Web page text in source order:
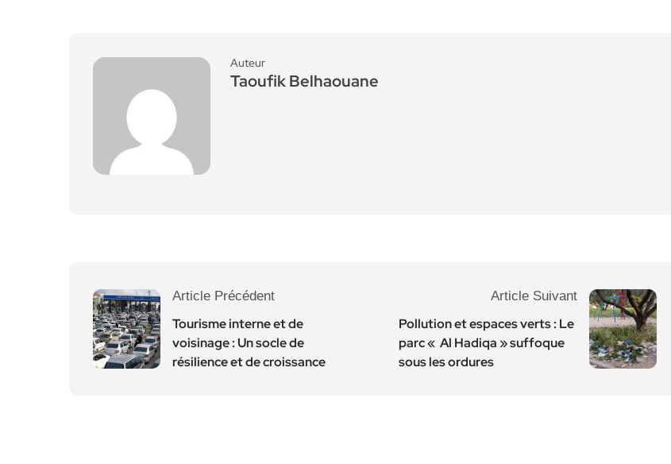
Auteur
Taoufik Belhaouane
Article Précédent
Tourisme interne et de
voisinage : Un socle de
résilience et de croissance
Article Suivant
Pollution et espaces verts : Le
parc « Al Hadiqa » suffoque
sous les ordures